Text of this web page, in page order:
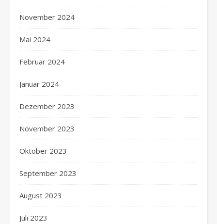
November 2024
Mai 2024
Februar 2024
Januar 2024
Dezember 2023
November 2023
Oktober 2023
September 2023
August 2023
Juli 2023